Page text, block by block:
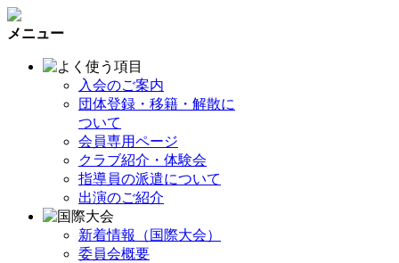
メニュー
入会のご案内
団体登録・移籍・解散に
ついて
会員専用ページ
クラブ紹介・体験会
指導員の派遣について
出演のご紹介
新着情報（国際大会）
委員会概要